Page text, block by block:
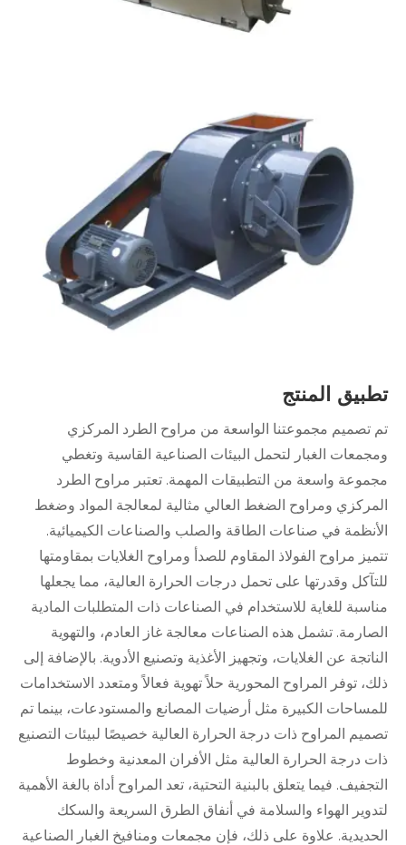
تطبيق المنتج
تم تصميم مجموعتنا الواسعة من مراوح الطرد المركزي
ومجمعات الغبار لتحمل البيئات الصناعية القاسية وتغطي
مجموعة واسعة من التطبيقات المهمة. تعتبر مراوح الطرد
المركزي ومراوح الضغط العالي مثالية لمعالجة المواد وضغط
الأنظمة في صناعات الطاقة والصلب والصناعات الكيميائية.
تتميز مراوح الفولاذ المقاوم للصدأ ومراوح الغلايات بمقاومتها
للتآكل وقدرتها على تحمل درجات الحرارة العالية، مما يجعلها
مناسبة للغاية للاستخدام في الصناعات ذات المتطلبات المادية
الصارمة. تشمل هذه الصناعات معالجة غاز العادم، والتهوية
الناتجة عن الغلايات، وتجهيز الأغذية وتصنيع الأدوية. بالإضافة إلى
ذلك، توفر المراوح المحورية حلاً تهوية فعالاً ومتعدد الاستخدامات
للمساحات الكبيرة مثل أرضيات المصانع والمستودعات، بينما تم
تصميم المراوح ذات درجة الحرارة العالية خصيصًا لبيئات التصنيع
ذات درجة الحرارة العالية مثل الأفران المعدنية وخطوط
التجفيف. فيما يتعلق بالبنية التحتية، تعد المراوح أداة بالغة الأهمية
لتدوير الهواء والسلامة في أنفاق الطرق السريعة والسكك
الحديدية. علاوة على ذلك، فإن مجمعات ومنافيخ الغبار الصناعية